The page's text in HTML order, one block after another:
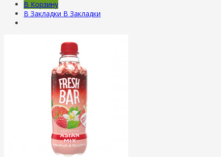
В Корзину
В Закладки В Закладки